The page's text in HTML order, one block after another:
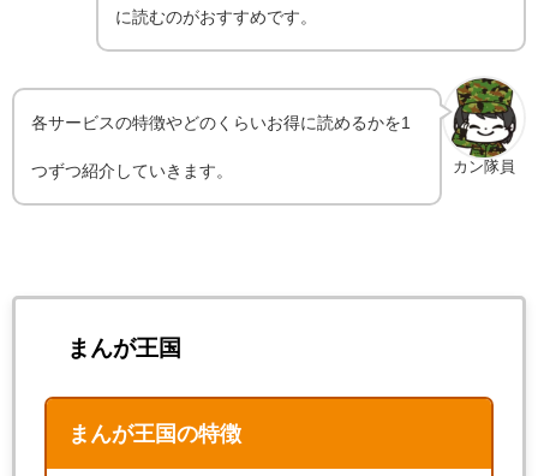
に読むのがおすすめです。
カン隊員
各サービスの特徴やどのくらいお得に読めるかを1
つずつ紹介していきます。
まんが王国
まんが王国の特徴